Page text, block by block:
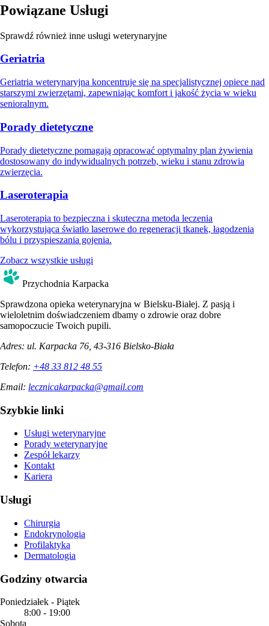
Powiązane Usługi
Sprawdź również inne usługi weterynaryjne
Geriatria
Geriatria weterynaryjna koncentruje się na specjalistycznej opiece nad
starszymi zwierzętami, zapewniając komfort i jakość życia w wieku
senioralnym.
Porady dietetyczne
Porady dietetyczne pomagają opracować optymalny plan żywienia
dostosowany do indywidualnych potrzeb, wieku i stanu zdrowia
zwierzęcia.
Laseroterapia
Laseroterapia to bezpieczna i skuteczna metoda leczenia
wykorzystująca światło laserowe do regeneracji tkanek, łagodzenia
bólu i przyspieszania gojenia.
Zobacz wszystkie usługi
Przychodnia Karpacka
Sprawdzona opieka weterynaryjna w Bielsku-Białej. Z pasją i
wieloletnim doświadczeniem dbamy o zdrowie oraz dobre
samopoczucie Twoich pupili.
Adres: ul. Karpacka 76, 43-316 Bielsko-Biała
Telefon: +48 33 812 48 55
Email: lecznicakarpacka@gmail.com
Szybkie linki
Usługi weterynaryjne
Porady weterynaryjne
Zespół lekarzy
Kontakt
Kariera
Usługi
Chirurgia
Endokrynologia
Profilaktyka
Dermatologia
Godziny otwarcia
Poniedziałek - Piątek
8:00 - 19:00
Sobota